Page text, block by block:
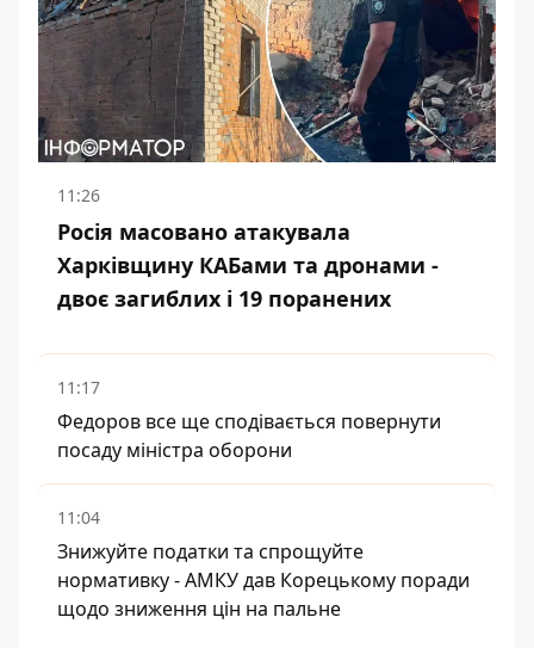
11:26
Росія масовано атакувала
Харківщину КАБами та дронами -
двоє загиблих і 19 поранених
11:17
Федоров все ще сподівається повернути
посаду міністра оборони
11:04
Знижуйте податки та спрощуйте
нормативку - АМКУ дав Корецькому поради
щодо зниження цін на пальне